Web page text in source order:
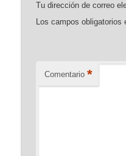
Tu dirección de correo
Los campos
Comentario *